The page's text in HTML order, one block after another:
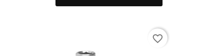
favorite_border